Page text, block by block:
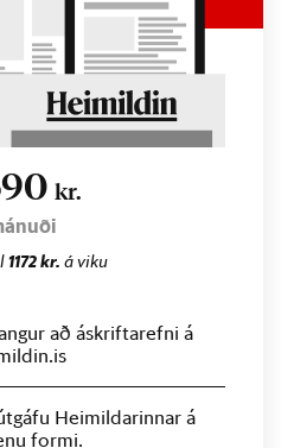
kr.
1172 kr. á viku
að áskriftarefni á
Heimildarinnar á
formi.